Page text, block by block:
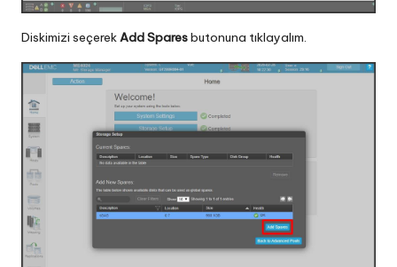
Diskimizi seçerekAdd Sparesbutonuna tıklayalım.